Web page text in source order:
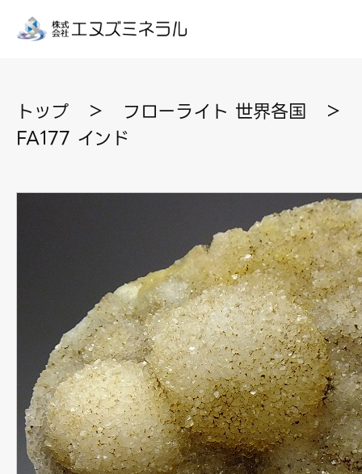
トップ ＞ フローライト 世界各国 ＞
FA177 インド